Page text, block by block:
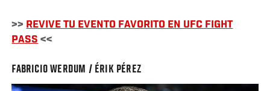
>> REVIVE TU EVENTO FAVORITO EN UFC FIGHT
PASS <<
FABRICIO WERDUM / ÉRIK PÉREZ